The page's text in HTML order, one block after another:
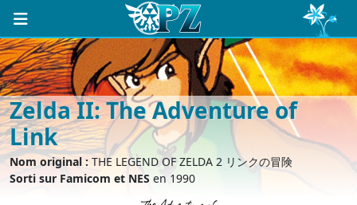
Zelda II: The Adventure of
Link
Nom original : THE LEGEND OF ZELDA 2 リンクの冒険
Sorti sur Famicom et NES en 1990